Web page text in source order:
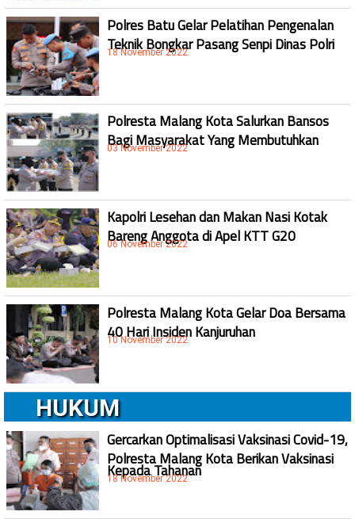
Polres Batu Gelar Pelatihan Pengenalan
Teknik Bongkar Pasang Senpi Dinas Polri
18 November 2022
Polresta Malang Kota Salurkan Bansos
Bagi Masyarakat Yang Membutuhkan
03 November 2022
Kapolri Lesehan dan Makan Nasi Kotak
Bareng Anggota di Apel KTT G20
06 November 2022
Polresta Malang Kota Gelar Doa Bersama
40 Hari Insiden Kanjuruhan
10 November 2022
HUKUM
Gercarkan Optimalisasi Vaksinasi Covid-19,
Polresta Malang Kota Berikan Vaksinasi
Kepada Tahanan
18 November 2022